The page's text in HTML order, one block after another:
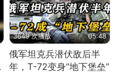
3649 次播放 05:48
俄军坦克兵潜伏敌后半
年，T-72变身“地下堡垒”